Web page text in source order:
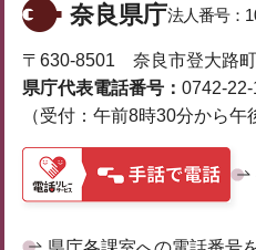
奈良県庁法人番号：
〒630-8501 奈良市登大路
県庁代表電話番号： 0742-22-
（受付：午前8時30分から午